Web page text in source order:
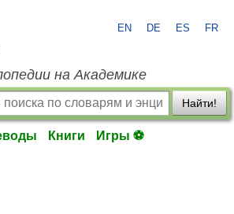
EN DE ES FR
на Академике
Найти!
Книги Игры ⚽